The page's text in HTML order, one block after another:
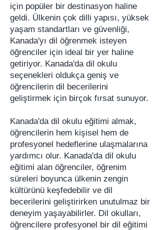
için popüler bir destinasyon haline
geldi. Ülkenin çok dilli yapısı, yüksek
yaşam standartları ve güvenliği,
Kanada'yı dil öğrenmek isteyen
öğrenciler için ideal bir yer haline
getiriyor. Kanada'da dil okulu
seçenekleri oldukça geniş ve
öğrencilerin dil becerilerini
geliştirmek için birçok fırsat sunuyor.
Kanada'da dil okulu eğitimi almak,
öğrencilerin hem kişisel hem de
profesyonel hedeflerine ulaşmalarına
yardımcı olur. Kanada'da dil okulu
eğitimi alan öğrenciler, öğrenim
süreleri boyunca ülkenin zengin
kültürünü keşfedebilir ve dil
becerilerini geliştirirken unutulmaz bir
deneyim yaşayabilirler. Dil okulları,
öğrencilere profesyonel bir dil eğitimi